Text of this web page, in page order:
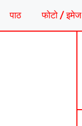
पाठ फोटो / इमेज